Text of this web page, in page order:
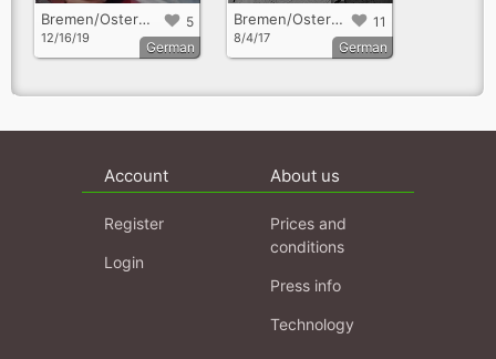
5
Bremen/Ostertor und Steintor
12/16/19
German
11
Bremen/Ostertor
8/4/17
German
Account
Register
Login
About us
Prices and
conditions
Press info
Technology